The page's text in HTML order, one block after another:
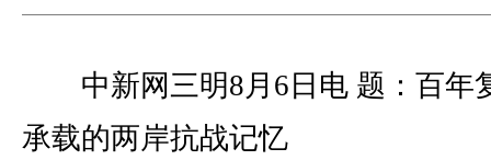
中新网三明8月6日电 题：百年
承载的两岸抗战记忆